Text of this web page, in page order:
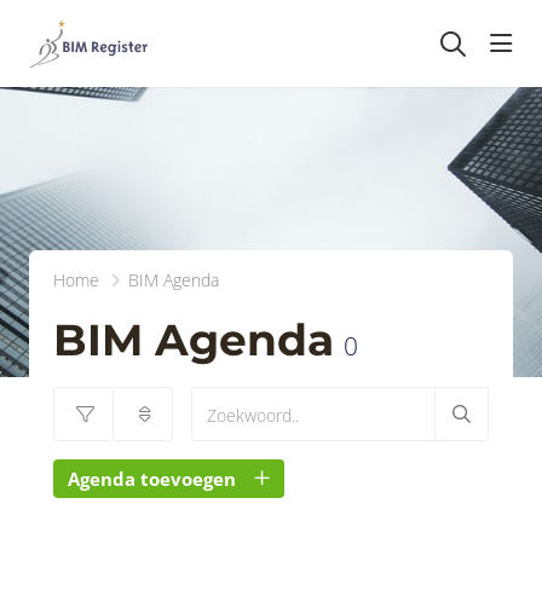
Home BIM Agenda
BIM Agenda 0
Agenda toevoegen